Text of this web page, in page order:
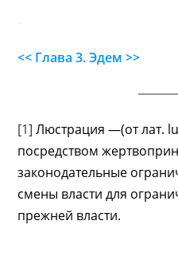
<< Глава 3. Эдем >>
[1] Люстрация —(от лат.
посредством
законодательные
смены власти для
прежней власти.